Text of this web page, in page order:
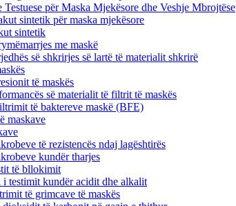
për Maska Mjekësore dhe Veshje Mbrojtëse
sintetik për maska ​​mjekësore
sintetik
me maskë
së shkrirjes së lartë të materialit shkrirë
të maskës
së materialit të filtrit të maskës
të baktereve maskë (BFE)
maskave
të rezistencës ndaj lagështirës
kundër tharjes
të bllokimit
i testimit kundër acidit dhe alkalit
të grimcave të maskës